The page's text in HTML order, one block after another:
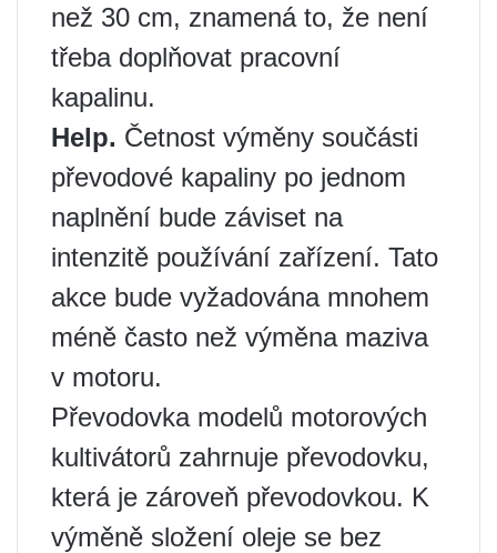
než 30 cm, znamená to, že není
třeba doplňovat pracovní
kapalinu.
Help. Četnost výměny součásti
převodové kapaliny po jednom
naplnění bude záviset na
intenzitě používání zařízení. Tato
akce bude vyžadována mnohem
méně často než výměna maziva
v motoru.
Převodovka modelů motorových
kultivátorů zahrnuje převodovku,
která je zároveň převodovkou. K
výměně složení oleje se bez